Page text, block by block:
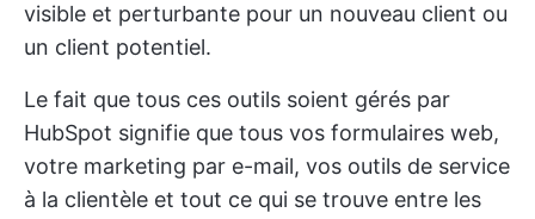
visible et perturbante pour un nouveau client ou
un client potentiel.
Le fait que tous ces outils soient gérés par
HubSpot signifie que tous vos formulaires web,
votre marketing par e-mail, vos outils de service
à la clientèle et tout ce qui se trouve entre les